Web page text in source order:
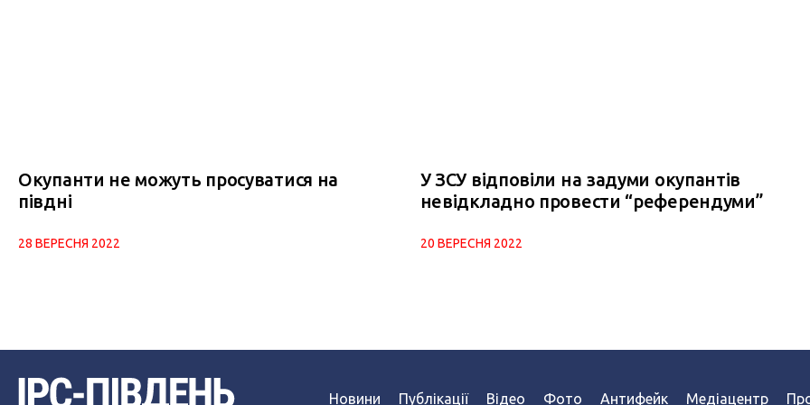
Окупанти не можуть просуватися на
півдні
28 ВЕРЕСНЯ 2022
У ЗСУ відповіли на задуми окупантів
невідкладно провести “референдуми”
20 ВЕРЕСНЯ 2022
Новини Публікації Відео Фото Антифейк Медіацентр